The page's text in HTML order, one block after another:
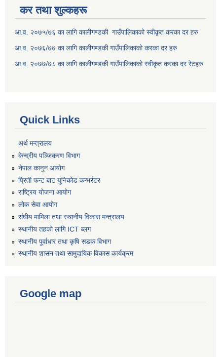
कर तथा शुल्कहरू
आ.व. २०७५/७६ का लागि कालीगण्डकी गाउँपालिकाको स्वीकृत करका दर हरु
आ.व. २०७६/७७ का लागि कालीगण्डकी गाउँपालिकाको करका दर हरु
आ.व. २०७७/७८ का लागि कालीगण्डकी गाउँपालिकाको स्वीकृत करका दर रेटहरु
Quick Links
अर्थ मन्त्रालय
केन्द्रीय पञ्जिकरण विभाग
नेपाल कानुन आयोग
प्रिती फन्ट बाट युनिकोड कन्भर्रटर
राष्ट्रिय योजना आयोग
लोक सेवा आयोग
संघीय मामिला तथा स्थानीय विकास मन्त्रालय
स्थानीय तहको लागि ICT ब्लग
स्थानीय पूर्वाधार तथा कृषि सडक विभाग
स्थानीय शासन तथा सामुदायिक विकास कार्यक्रम
Google map